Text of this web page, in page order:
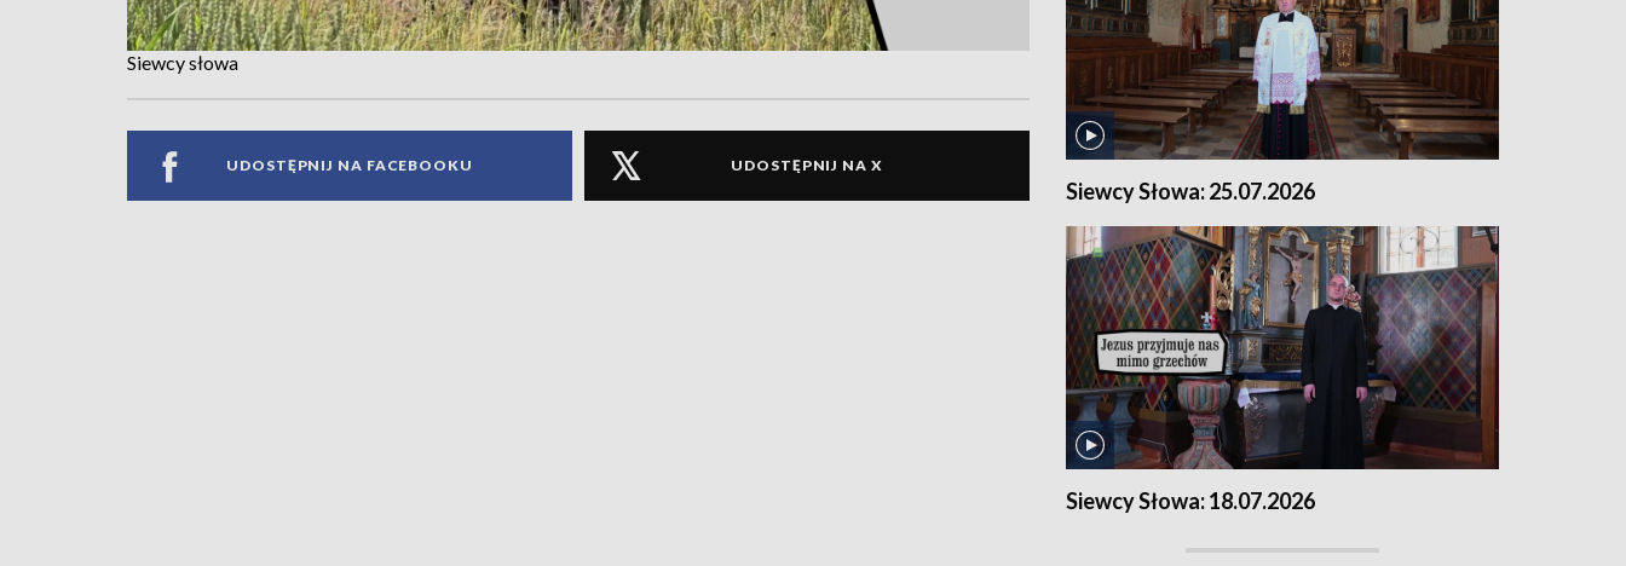
Siewcy słowa
UDOSTĘPNIJ NA FACEBOOKU UDOSTĘPNIJ NA X
Siewcy Słowa: 25.07.2026
Siewcy Słowa: 18.07.2026